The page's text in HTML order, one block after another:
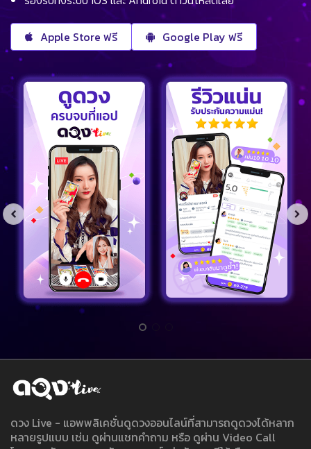
Apple Store ฟรี Google Play ฟรี
ดวง Live - แอพพลิเคชั่นดูดวงออนไลน์ที่สามารถดูดวงได้หลาก
หลายรูปแบบ เช่น ดูผ่านแชทคำถาม หรือ ดูผ่าน Video Call